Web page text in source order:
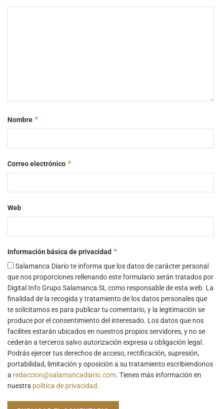
Nombre *
Correo electrónico *
Web
Información básica de privacidad *
Salamanca Diario te informa que los datos de carácter personal
que nos proporciones rellenando este formulario serán tratados por
Digital Info Grupo Salamanca SL como responsable de esta web. La
finalidad de la recogida y tratamiento de los datos personales que
te solicitamos es para publicar tu comentario, y la legitimación se
produce por el consentimiento del interesado. Los datos que nos
facilites estarán ubicados en nuestros propios servidores, y no se
cederán a terceros salvo autorización expresa u obligación legal.
Podrás ejercer tus derechos de acceso, rectificación, supresión,
portabilidad, limitación y oposición a su tratamiento escribiendonos
a redaccion@salamancadiario.com. Tienes más información en
nuestra política de privacidad.